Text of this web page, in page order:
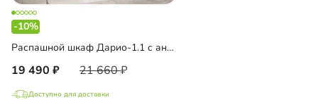
-10%
Распашной шкаф Дарио-1.1 с антресолью
19 490 21 660
Доступно для доставки